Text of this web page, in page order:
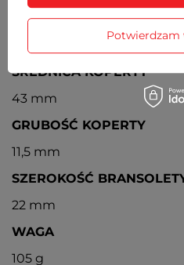
MECHANIZM
ŚREDNICA KOPERTY
43 mm
GRUBOŚĆ KOPERTY
11,5 mm
SZEROKOŚĆ
22 mm
WAGA
105 g
Potwierdzam